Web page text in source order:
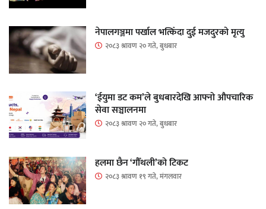
नेपालगञ्जमा पर्खाल भत्किँदा दुई मजदुरको मृत्यु
२०८३ श्रावण २० गते, बुधबार
‘ईयुमा डट कम’ले बुधबारदेखि आफ्नो औपचारिक
सेवा सञ्चालनमा
२०८३ श्रावण २० गते, बुधबार
हलमा छैन ‘गौँथली’को टिकट
२०८३ श्रावण १९ गते, मंगलवार